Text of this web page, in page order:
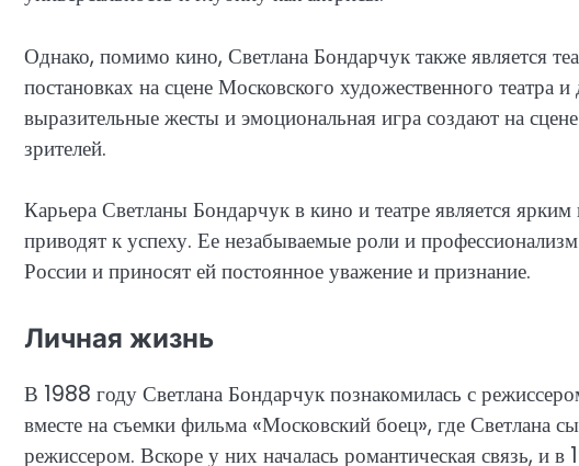
Однако, помимо кино, Светлана Бондарчук также является
постановках на сцене Московского художественного театра
выразительные жесты и эмоциональная игра создают на
зрителей.
Карьера Светланы Бондарчук в кино и театре является
приводят к успеху. Ее незабываемые роли и
России и приносят ей постоянное уважение и признание.
Личная жизнь
В 1988 году Светлана Бондарчук познакомилась с
вместе на съемки фильма «Московский боец», где Светлана
режиссером. Вскоре у них началась романтическая связь, и